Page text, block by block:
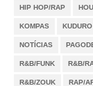
HIP HOP/RAP
KOMPAS KUDURO
NOTÍCIAS
R&B/FUNK R&B/
R&B/ZOUK RAP/